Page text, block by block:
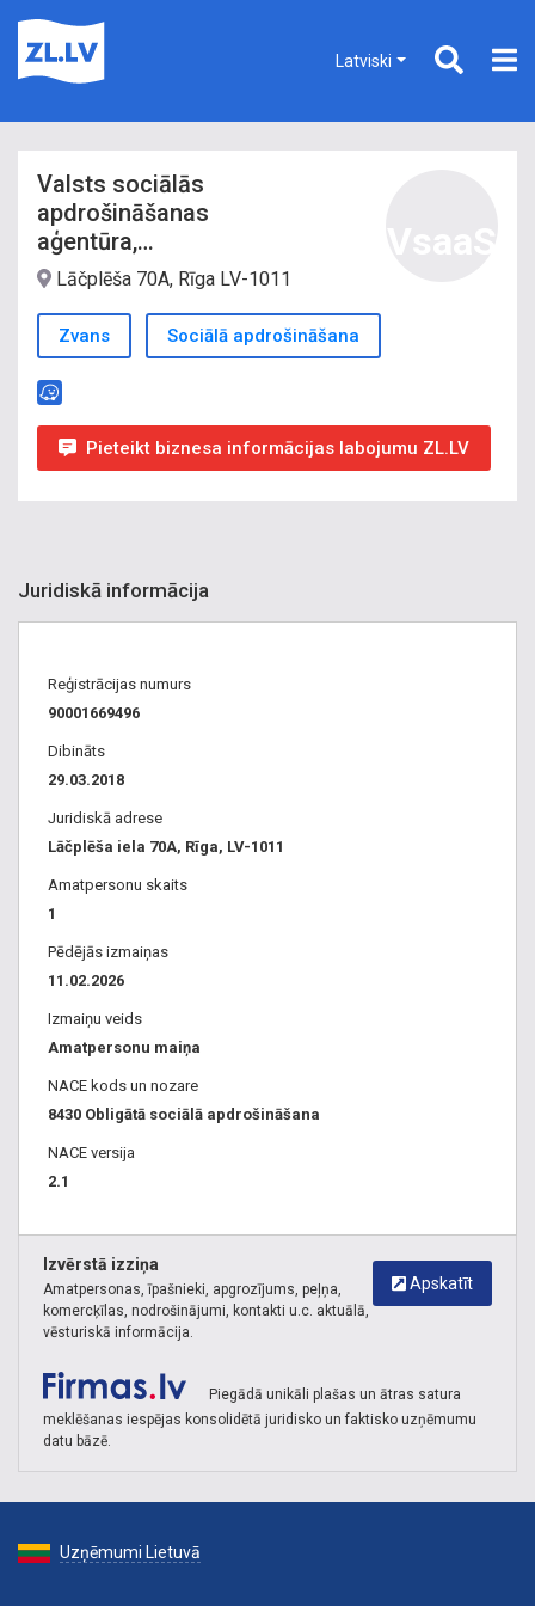
Latviski
Valsts sociālās
apdrošināšanas
aģentūra,
Starptautisko
pakalpojumu nodaļa
Lāčplēša 70A, Rīga LV-1011
Zvans Sociālā apdrošināšana
Pieteikt biznesa informācijas labojumu ZL.LV
Juridiskā informācija
Reģistrācijas numurs
90001669496
Dibināts
29.03.2018
Juridiskā adrese
Lāčplēša iela 70A, Rīga, LV-1011
Amatpersonu skaits
1
Pēdējās izmaiņas
11.02.2026
Izmaiņu veids
Amatpersonu maiņa
NACE kods un nozare
8430 Obligātā sociālā apdrošināšana
NACE versija
2.1
Apskatīt
Izvērstā izziņa
Amatpersonas, īpašnieki, apgrozījums, peļņa,
komercķīlas, nodrošinājumi, kontakti u.c. aktuālā,
vēsturiskā informācija.
Piegādā unikāli plašas un ātras satura
meklēšanas iespējas konsolidētā juridisko un faktisko uzņēmumu
datu bāzē.
Uzņēmumi Lietuvā